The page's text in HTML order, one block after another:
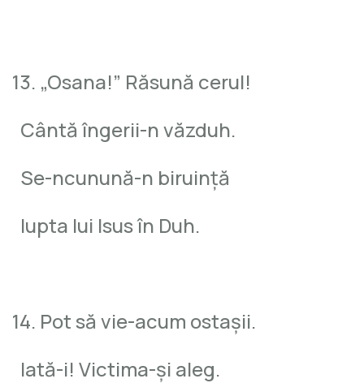
13. „Osana!” Răsună cerul!
Cântă îngerii-n văzduh.
Se-ncunună-n biruinţă
lupta lui Isus în Duh.
14. Pot să vie-acum ostaşii.
Iată-i! Victima-şi aleg.